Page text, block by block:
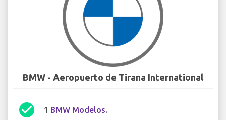
BMW - Aeropuerto de Tirana International
check_circle 1 BMW Modelos.